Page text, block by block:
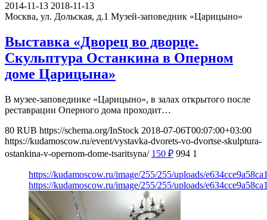
2014-11-13 2018-11-13
Москва, ул. Дольская, д.1 Музей-заповедник «Царицыно»
Выставка «Дворец во дворце.
Скульптура Останкина в Оперном
доме Царицына»
В музее-заповеднике «Царицыно», в залах открытого после
реставрации Оперного дома проходит…
80 RUB https://schema.org/InStock 2018-07-06T00:07:00+03:00
https://kudamoscow.ru/event/vystavka-dvorets-vo-dvortse-skulptura-
ostankina-v-opernom-dome-tsaritsyna/ 150 ₽ 994 1
https://kudamoscow.ru/image/255/255/uploads/
https://kudamoscow.ru/image/255/255/uploads/